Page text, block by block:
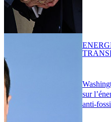
sur
anti-